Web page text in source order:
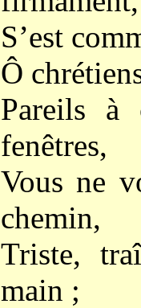
S’est
Ô
Pareils à
fenêtres,
Vous ne
chemin,
Triste,
main ;